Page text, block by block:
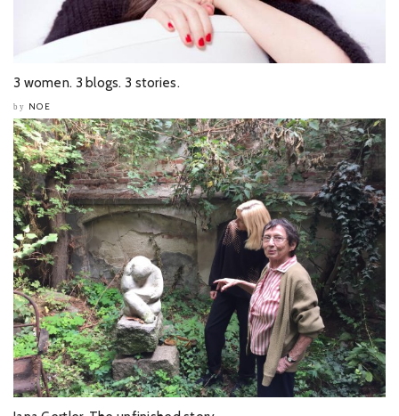
3 women. 3 blogs. 3 stories.
by NOE